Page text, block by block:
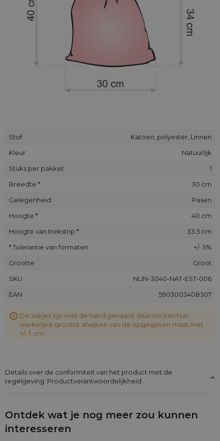
synthetische vezels garandeert duurzaamheid en sterkte, en
een hoge resistentie tegen uitrekken en schuren.
Alle onze zakjes zijn handgemaakt. De plaatsing van de
decoratieve applique/print in individuele stukken kan
enigszins afwijken van de op de foto's getoonde plaats.
Stof
Katoen, polyester, Linnen
Kleur
Natuurlijk
Stuks per pakket
1
Breedte *
30 cm
Gelegenheid
Pasen
Hoogte *
40 cm
Hoogte van trekstrip *
33.5 cm
* Tolerantie van formaten
+/- 5%
Grootte
Groot
SKU
NLIN-3040-NAT-EST-006
EAN
5903003408307
De zakjes zijn met de hand genaaid, daarom kan hun
werkelijke grootte afwijken van de opgegeven maat met
+/- 1 cm
Details over de conformiteit van het product met de
regelgeving: Productverantwoordelijkheid
Ontdek wat je nog meer zou kunnen
interesseren